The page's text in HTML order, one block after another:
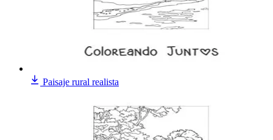
Paisaje rural realista